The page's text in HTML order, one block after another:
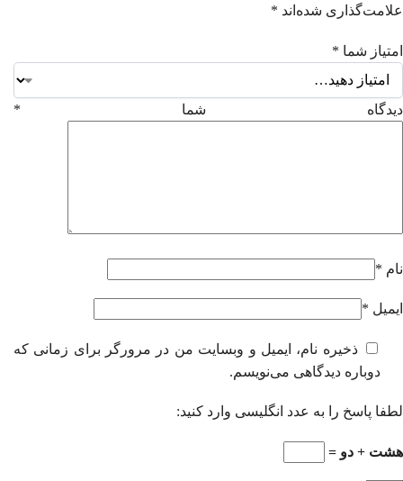
علامت‌گذاری شده‌اند *
امتیاز شما *
دیدگاه شما *
نام *
ایمیل *
ذخیره نام، ایمیل و وبسایت من در مرورگر برای زمانی که
دوباره دیدگاهی می‌نویسم.
لطفا پاسخ را به عدد انگلیسی وارد کنید:
هشت + دو =